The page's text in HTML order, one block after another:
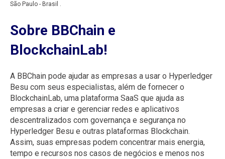
São Paulo - Brasil .
Sobre BBChain e
BlockchainLab!
A BBChain pode ajudar as empresas a usar o Hyperledger
Besu com seus especialistas, além de fornecer o
BlockchainLab, uma plataforma SaaS que ajuda as
empresas a criar e gerenciar redes e aplicativos
descentralizados com governança e segurança no
Hyperledger Besu e outras plataformas Blockchain.
Assim, suas empresas podem concentrar mais energia,
tempo e recursos nos casos de negócios e menos nos